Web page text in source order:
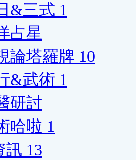
&三式 1
占星
論塔羅牌 10
&武術 1
研討
哈啦 1
訊 13